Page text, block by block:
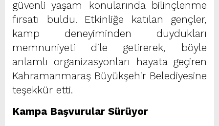
güvenli yaşam konularında bilinçlenme
fırsatı buldu. Etkinliğe katılan gençler,
kamp deneyiminden duydukları
memnuniyeti dile getirerek, böyle
anlamlı organizasyonları hayata geçiren
Kahramanmaraş Büyükşehir Belediyesine
teşekkür etti.
Kampa Başvurular Sürüyor